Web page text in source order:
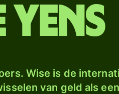
yens
Wise is de
van geld als